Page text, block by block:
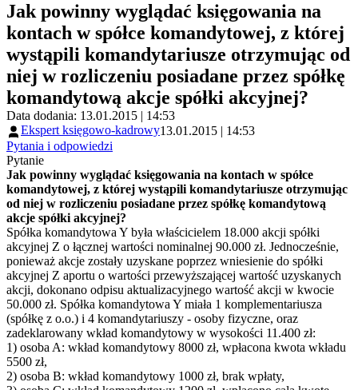
Jak powinny wyglądać księgowania na
kontach w spółce komandytowej, z której
wystąpili komandytariusze otrzymując od
niej w rozliczeniu posiadane przez spółkę
komandytową akcje spółki akcyjnej?
Data dodania: 13.01.2015 | 14:53
Ekspert księgowo-kadrowy13.01.2015 | 14:53
Pytania i odpowiedzi
Pytanie
Jak powinny wyglądać księgowania na kontach w spółce
komandytowej, z której wystąpili komandytariusze otrzymując
od niej w rozliczeniu posiadane przez spółkę komandytową
akcje spółki akcyjnej?
Spółka komandytowa Y była właścicielem 18.000 akcji spółki
akcyjnej Z o łącznej wartości nominalnej 90.000 zł. Jednocześnie,
ponieważ akcje zostały uzyskane poprzez wniesienie do spółki
akcyjnej Z aportu o wartości przewyższającej wartość uzyskanych
akcji, dokonano odpisu aktualizacyjnego wartość akcji w kwocie
50.000 zł. Spółka komandytowa Y miała 1 komplementariusza
(spółkę z o.o.) i 4 komandytariuszy - osoby fizyczne, oraz
zadeklarowany wkład komandytowy w wysokości 11.400 zł:
1) osoba A: wkład komandytowy 8000 zł, wpłacona kwota wkładu
5500 zł,
2) osoba B: wkład komandytowy 1000 zł, brak wpłaty,